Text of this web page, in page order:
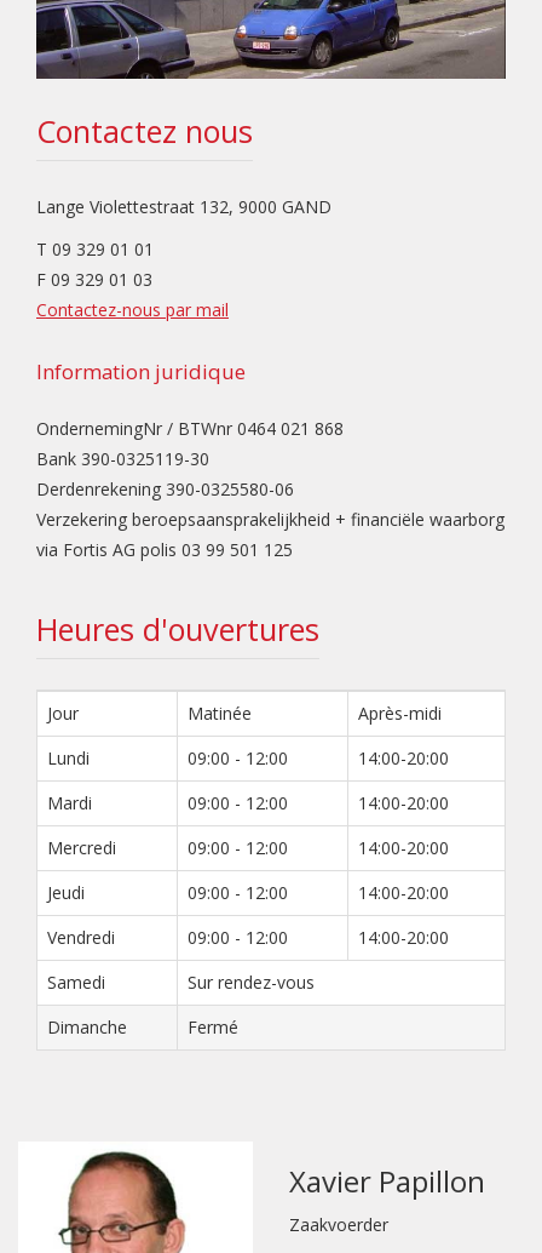
Contactez nous
Lange Violettestraat 132, 9000 GAND
T 09 329 01 01
F 09 329 01 03
Contactez-nous par mail
Information juridique
OndernemingNr / BTWnr 0464 021 868
Bank 390-0325119-30
Derdenrekening 390-0325580-06
Verzekering beroepsaansprakelijkheid + financiële waarborg
via Fortis AG polis 03 99 501 125
Heures d'ouvertures
Jour Matinée
Après-midi
Lundi
09:00 - 12:00
14:00-20:00
Mardi
09:00 - 12:00
14:00-20:00
Mercredi
09:00 - 12:00
14:00-20:00
Jeudi
09:00 - 12:00
14:00-20:00
Vendredi
09:00 - 12:00
14:00-20:00
Samedi
Sur rendez-vous
Dimanche
Fermé
Xavier Papillon
Zaakvoerder